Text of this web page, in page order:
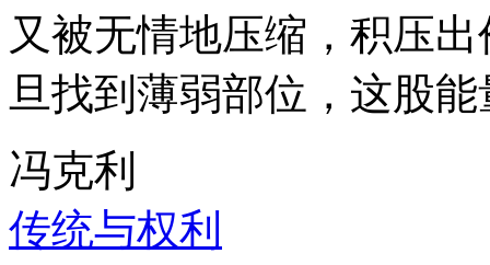
又被无情地压缩，积压
旦找到薄弱部位，这股
冯克利
传统与权利